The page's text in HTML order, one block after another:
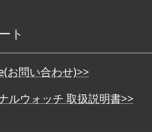
ト
お問い合わせ)>>
ルウォッチ 取扱説明書>>